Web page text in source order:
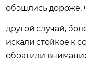
обошлись дороже,
другой случай,
искали стойкое к
обратили